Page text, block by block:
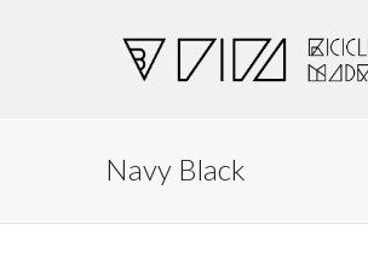
Navy Black